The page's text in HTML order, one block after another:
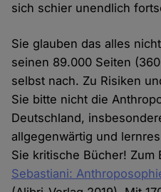
sich schier unendlich
Sie glauben das alles
seinen 89.000 Seiten
selbst nach. Zu Risiken
Sie bitte nicht die
Deutschland,
allgegenwärtig und
Sie kritische Bücher!
Sebastiani: